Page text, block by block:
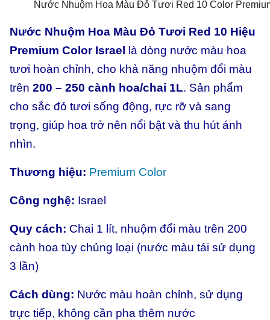
Nước Nhuộm Hoa Màu Đỏ Tươi Red 10 Color
Nước Nhuộm Hoa Màu Đỏ Tươi Red 10 Hiệu
Premium Color Israel
là dòng nước màu hoa
tươi hoàn chỉnh, cho khả năng nhuộm đổi màu
trên 200 – 250 cành hoa/chai 1L. Sản phẩm
cho sắc đỏ tươi sống động, rực rỡ và sang
trọng, giúp hoa trở nên nổi bật và thu hút ánh
nhìn.
Thương hiệu: Premium Color
Công nghệ: Israel
Quy cách: Chai 1 lít, nhuộm đổi màu trên 200
cành hoa tùy chủng loại (nước màu tái sử dụng
3 lần)
Cách dùng: Nước màu hoàn chỉnh, sử dụng
trực tiếp, không cần pha thêm nước